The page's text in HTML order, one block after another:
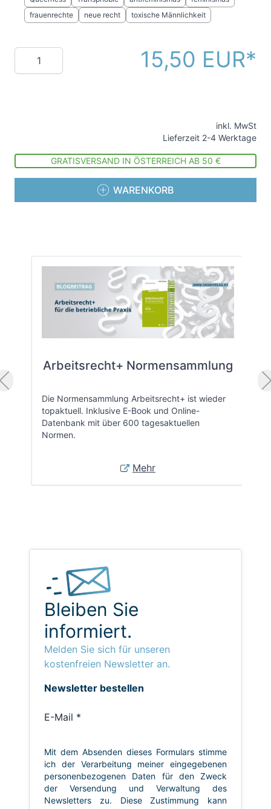
frauenrechte
neue recht toxische Männlichkeit
Menge 15,50 EUR
inkl. MwSt
Lieferzeit 2-4 Werktage
GRATISVERSAND IN ÖSTERREICH AB 50 €
WARENKORB
Arbeitsrecht+ Normensammlung
Die Normensammlung Arbeitsrecht+ ist wieder
topaktuell. Inklusive E-Book und Online-
Datenbank mit über 600 tagesaktuellen
Normen.
Mehr
Bleiben Sie
informiert.
Melden Sie sich für unseren
kostenfreien Newsletter an.